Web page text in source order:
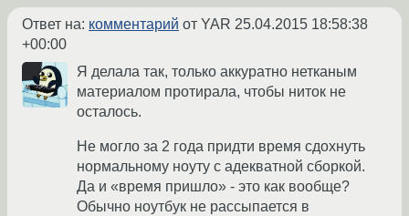
Ответ на: комментарий от YAR 25.04.2015 18:58:38
+00:00
Я делала так, только аккуратно нетканым
материалом протирала, чтобы ниток не
осталось.
Не могло за 2 года придти время сдохнуть
нормальному ноуту с адекватной сборкой.
Да и «время пришло» - это как вообще?
Обычно ноутбук не рассыпается в